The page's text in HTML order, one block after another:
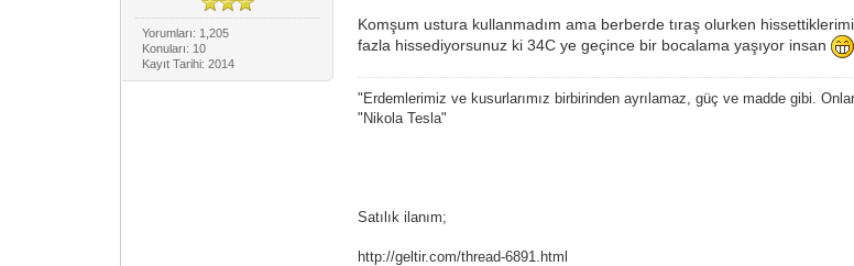
Yorumları: 1,205
Konuları: 10
Kayıt Tarihi: 2014
Komşum ustura kullanmadım ama berberde tıraş olurken
fazla hissediyorsunuz ki 34C ye geçince bir bocalama yaşıyor insan
"Erdemlerimiz ve kusurlarımız birbirinden ayrılamaz, güç ve madde gibi.
"Nikola Tesla"
Satılık ilanım;
http://geltir.com/thread-6891.html